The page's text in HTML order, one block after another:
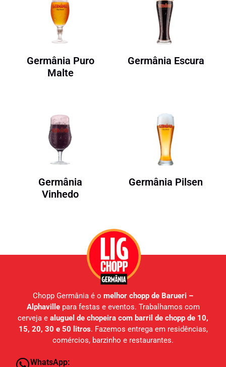
Germânia Puro
Malte
Germânia Escura
Germânia
Vinhedo
Germânia Pilsen
WhatsApp:
Chopp Germânia é o melhor chopp de Barueri –
Alphavillepara festas e eventos. Trabalhamos com
cerveja e aluguel de chopeira com barril de chopp de 10,
15, 20, 30 e 50 litros. Fazemos entrega em residências,
comércios, barzinho e restaurantes.